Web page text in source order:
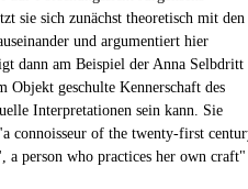
sie sich zunächst theoretisch mit den
und argumentiert hier
dann am Beispiel der Anna Selbdritt
Objekt geschulte Kennerschaft des
Interpretationen sein kann. Sie
connoisseur of the twenty-first
a person who practices her own craft"